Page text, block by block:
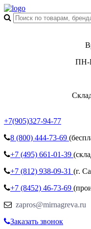
ПН-
+7(905)327-94-77
8 (800) 444-73-69
+7 (495) 661-01-39
+7 (812) 938-09-31 (г.
+7 (8452) 46-73-69
zapros@mirnagreva.ru
Заказать звонок